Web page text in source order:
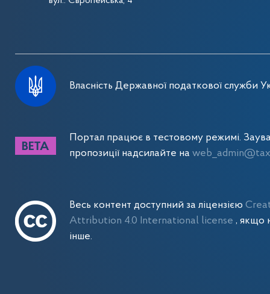
Власність Державної податкової служби
Портал працює в тестовому режимі.
пропозиції надсилайте на
Весь контент доступний за ліцензією
Attribution 4.0 International license , якщо
інше.